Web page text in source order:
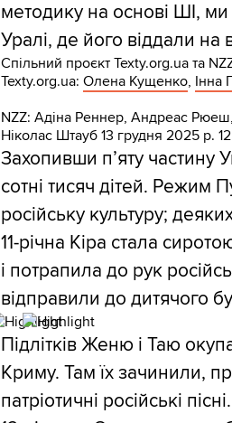
методику на основі ШІ,
Уралі, де його віддали на
Спільний проєкт Texty.org.ua та
Texty.org.ua:Олена Кущенко, Інна
NZZ: Адіна Реннер, Андреас
Ніколас Штауб 13 грудня 2025 р.
Захопивши п’яту частину
сотні тисяч дітей. Режим
російську культуру;
11-річна Кіра стала
і потрапила до рук
відправили до дитячого
Підлітків Женю і Таю
Криму. Там їх зачинили,
патріотичні російські пісні.